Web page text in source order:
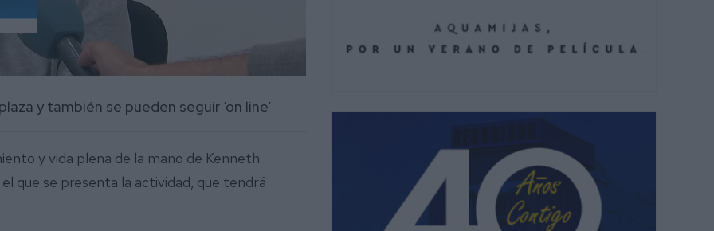
y también se pueden seguir ‘on line’
y vida plena de la mano de Kenneth
que se presenta la actividad, que tendrá